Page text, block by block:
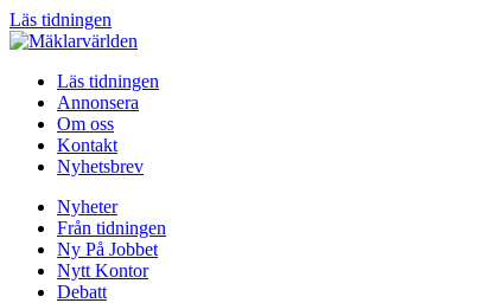
Läs tidningen
Läs tidningen
Annonsera
Om oss
Kontakt
Nyhetsbrev
Nyheter
Från tidningen
Ny På Jobbet
Nytt Kontor
Debatt